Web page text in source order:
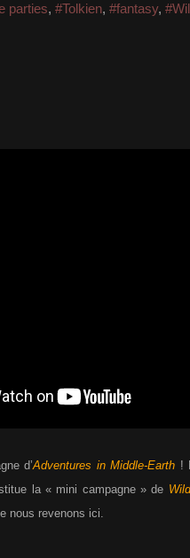
parties, #Tolkien, #fantasy,
d’Adventures in Middle-Earth !
la « mini campagne » de
nous revenons ici.